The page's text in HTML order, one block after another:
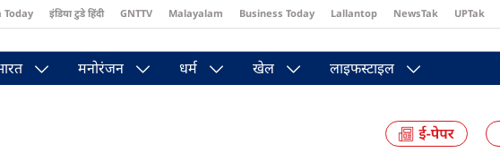
Today इंडिया टुडे हिंदी GNTTV Malayalam Business Today Lallantop NewsTak UPTak
मनोरंजन धर्म खेल लाइफस्टाइल